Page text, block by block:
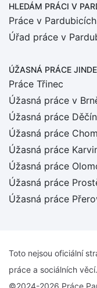
HLEDÁM PRÁCI V
Práce v Pardubicích
Úřad práce v
ÚŽASNÁ PRÁCE JINDE
Práce Třinec
Úžasná práce v
Úžasná práce Děčín
Úžasná práce
Úžasná práce
Úžasná práce
Úžasná práce
Úžasná práce
Toto nejsou oficiální
práce a sociálních
©2024-2026 Práce